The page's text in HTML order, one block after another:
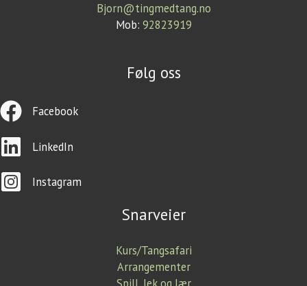
Bjorn@tingmedtang.no
Mob: 92823919
Følg oss
Facebook
LinkedIn
Instagram
Snarveier
Kurs/Tangsafari
Arrangementer